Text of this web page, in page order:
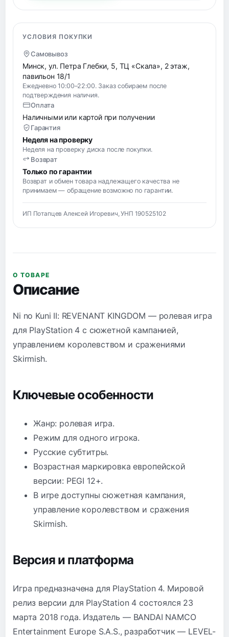
УСЛОВИЯ ПОКУПКИ
Самовывоз
Минск, ул. Петра Глебки, 5, ТЦ «Скала», 2 этаж,
павильон 18/1
Ежедневно 10:00–22:00. Заказ собираем после
подтверждения наличия.
Оплата
Наличными или картой при получении
Гарантия
Неделя на проверку
Неделя на проверку диска после покупки.
Возврат
Только по гарантии
Возврат и обмен товара надлежащего качества не
принимаем — обращение возможно по гарантии.
ИП Потапцев Алексей Игоревич, УНП 190525102
О ТОВАРЕ
Описание
Ni no Kuni II: REVENANT KINGDOM — ролевая игра
для PlayStation 4 с сюжетной кампанией,
управлением королевством и сражениями
Skirmish.
Ключевые особенности
Жанр: ролевая игра.
Режим для одного игрока.
Русские субтитры.
Возрастная маркировка европейской
версии: PEGI 12+.
В игре доступны сюжетная кампания,
управление королевством и сражения
Skirmish.
Версия и платформа
Игра предназначена для PlayStation 4. Мировой
релиз версии для PlayStation 4 состоялся 23
марта 2018 года. Издатель — BANDAI NAMCO
Entertainment Europe S.A.S., разработчик — LEVEL-